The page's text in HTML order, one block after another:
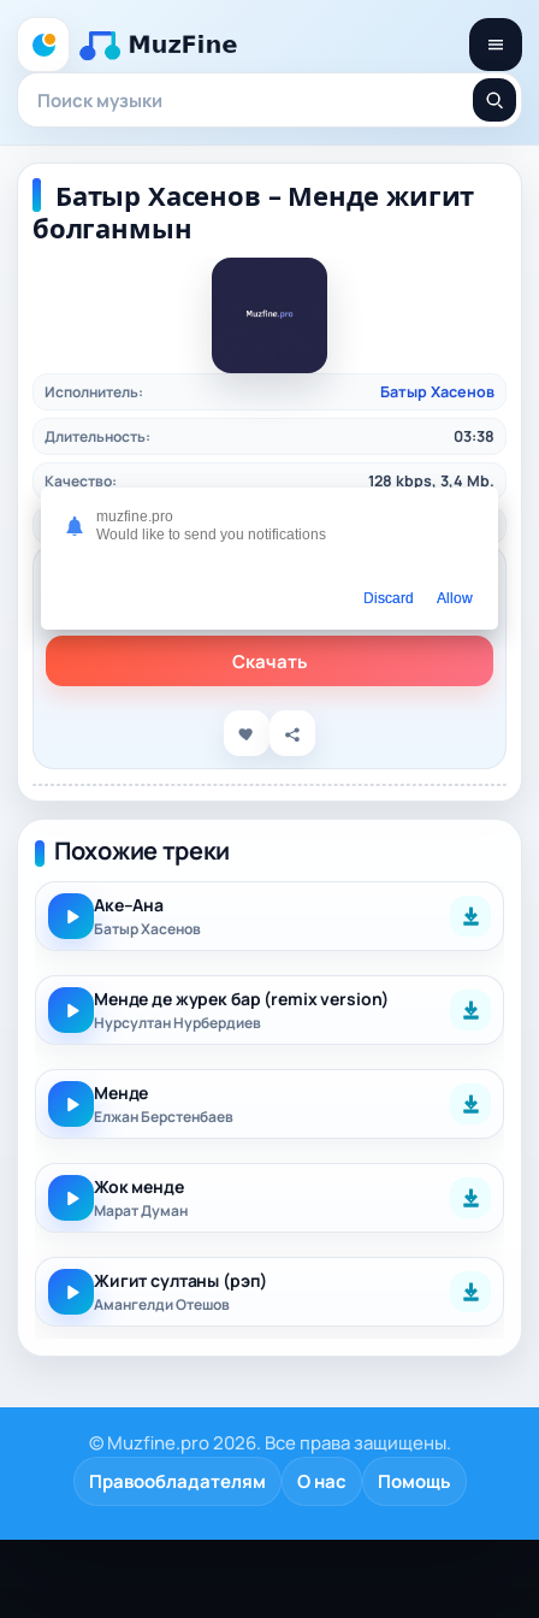
Батыр Хасенов – Менде жигит
болганмын
Исполнитель: Батыр Хасенов
Длительность: 03:38
Качество: 128 kbps, 3,4 Mb.
Дата релиза:
Батыр Хасенов – Менде жигит болганмын
Скачать
Похожие треки
Аке–Ана
Батыр Хасенов
Менде де журек бар (remix version)
Нурсултан Нурбердиев
Менде
Елжан Берстенбаев
Жок менде
Марат Думан
Жигит султаны (рэп)
Амангелди Отешов
© Muzfine.pro 2026. Все права защищены.
Правообладателям
О нас Помощь
muzfine.pro
Would like to send you notifications
Discard Allow